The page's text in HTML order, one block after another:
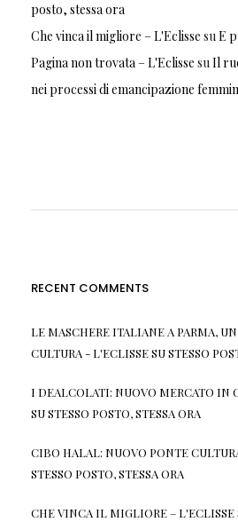
posto, stessa ora
Che vinca il migliore – L'Eclisse suE
Pagina non trovata – L'Eclisse suIl
nei processi di emancipazione
RECENT COMMENTS
LE MASCHERE ITALIANE A PARMA,
CULTURA - L'ECLISSESUSTESSO
I DEALCOLATI: NUOVO MERCATO IN
SUSTESSO POSTO, STESSA ORA
CIBO HALAL: NUOVO PONTE
STESSO POSTO, STESSA ORA
CHE VINCA IL MIGLIORE – L'ECLISSE